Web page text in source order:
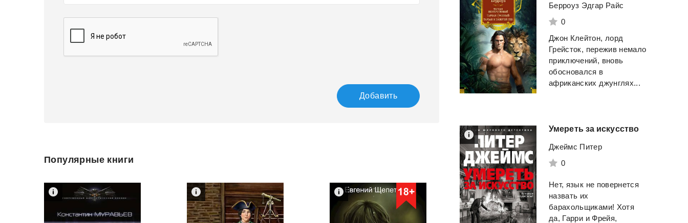
Добавить
Популярные книги
Берроуз Эдгар Райс
0
Джон Клейтон, лорд
Грейсток, пережив немало
приключений, вновь
обосновался в
африканских джунглях...
Умереть за искусство
Джеймс Питер
0
Нет, язык не повернется
назвать их
барахольщиками! Хотя
да, Гарри и Фрейя,